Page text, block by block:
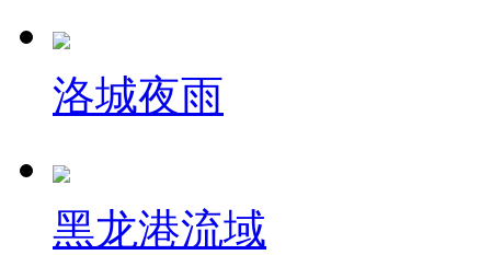
洛城夜雨
黑龙港流域